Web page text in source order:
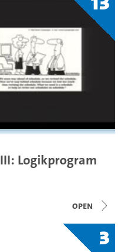
Logikprogram
open
3